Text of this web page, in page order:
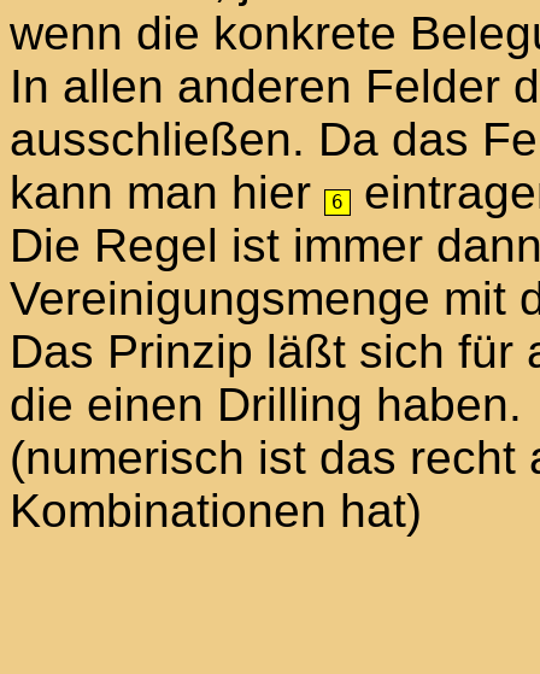
wenn die konkrete
In allen anderen Felder
ausschließen. Da das
kann man hier
6
Die Regel ist immer
Vereinigungsmenge mit
Das Prinzip läßt sich für
die einen Drilling haben.
(numerisch ist das recht
Kombinationen hat)